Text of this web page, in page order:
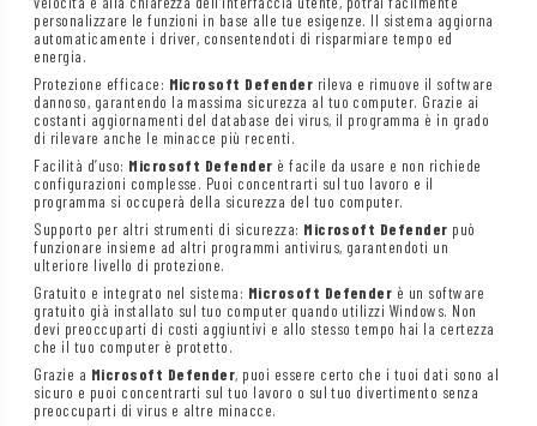
personalizzare le funzioni in base alle tue esigenze. Il sistema aggiorna
automaticamente i driver, consentendoti di risparmiare tempo ed
energia.
Protezione efficace: Microsoft Defender rileva e rimuove il software
dannoso, garantendo la massima sicurezza al tuo computer. Grazie ai
costanti aggiornamenti del database dei virus, il programma è in grado
di rilevare anche le minacce più recenti.
Facilità d’uso: Microsoft Defender è facile da usare e non richiede
configurazioni complesse. Puoi concentrarti sul tuo lavoro e il
programma si occuperà della sicurezza del tuo computer.
Supporto per altri strumenti di sicurezza: Microsoft Defender può
funzionare insieme ad altri programmi antivirus, garantendoti un
ulteriore livello di protezione.
Gratuito e integrato nel sistema: Microsoft Defender è un software
gratuito già installato sul tuo computer quando utilizzi Windows. Non
devi preoccuparti di costi aggiuntivi e allo stesso tempo hai la certezza
che il tuo computer è protetto.
Grazie a Microsoft Defender, puoi essere certo che i tuoi dati sono al
sicuro e puoi concentrarti sul tuo lavoro o sul tuo divertimento senza
preoccuparti di virus e altre minacce.